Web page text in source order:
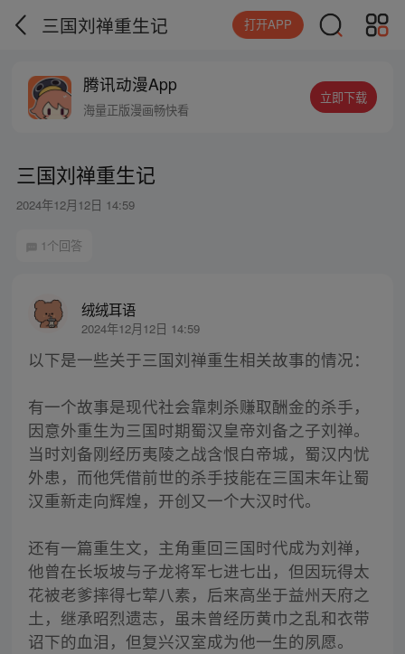
三国刘禅重生记 打开APP
腾讯动漫App
海量正版漫画畅快看
立即下载
三国刘禅重生记
2024年12月12日 14:59
1个回答
绒绒耳语
2024年12月12日 14:59
以下是一些关于三国刘禅重生相关故事的情况：
有一个故事是现代社会靠刺杀赚取酬金的杀手，
因意外重生为三国时期蜀汉皇帝刘备之子刘禅。
当时刘备刚经历夷陵之战含恨白帝城，蜀汉内忧
外患，而他凭借前世的杀手技能在三国末年让蜀
汉重新走向辉煌，开创又一个大汉时代。
还有一篇重生文，主角重回三国时代成为刘禅，
他曾在长坂坡与子龙将军七进七出，但因玩得太
花被老爹摔得七荤八素，后来高坐于益州天府之
土，继承昭烈遗志，虽未曾经历黄巾之乱和衣带
诏下的血泪，但复兴汉室成为他一生的夙愿。